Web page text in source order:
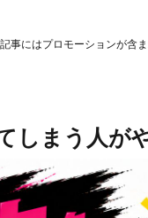
事にはプロモーションが含ま
しまう人が